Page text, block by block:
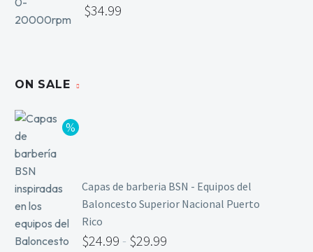
$34.99
ON SALE
Capas de barberia BSN - Equipos del
Baloncesto Superior Nacional Puerto
Rico
$24.99 - $29.99